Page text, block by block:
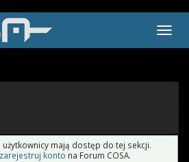
mają dostęp do tej sekcji.
zarejestruj konto na Forum COSA.